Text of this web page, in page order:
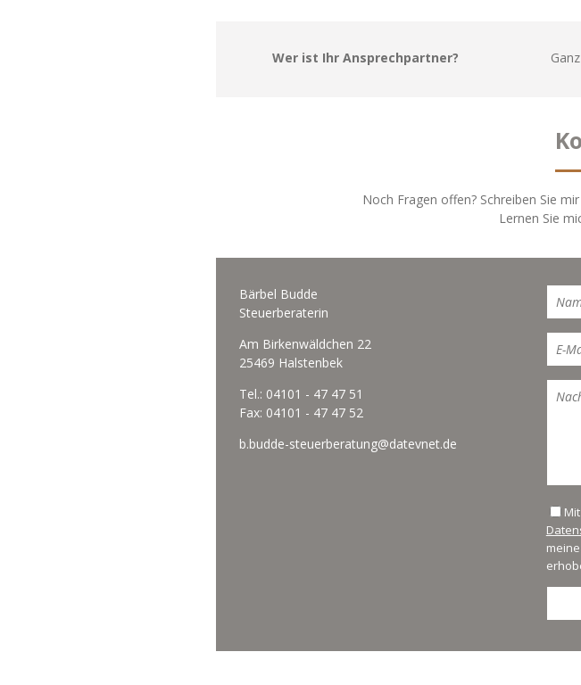
Wer ist Ihr Ansprechpartner?
Noch Fragen offen? Schreiben Sie
Lernen Sie
Bärbel Budde
Steuerberaterin
Am Birkenwäldchen 22
25469 Halstenbek
Tel.: 04101 - 47 47 51
Fax: 04101 - 47 47 52
b.budde-steuerberatung@datevnet.de